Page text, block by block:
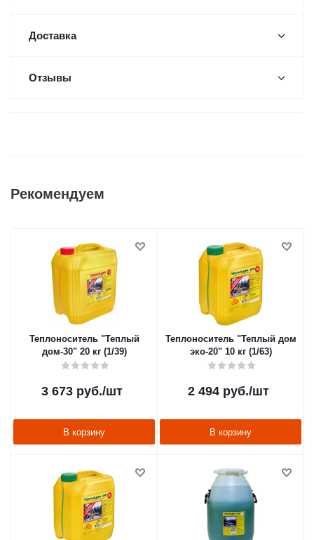
Доставка
Отзывы
Рекомендуем
Теплоноситель "Теплый
дом-30" 20 кг (1/39)
3 673руб./шт
В корзину
Теплоноситель "Теплый дом
эко-20" 10 кг (1/63)
2 494руб./шт
В корзину